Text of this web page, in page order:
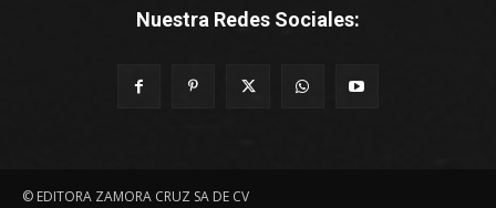
Nuestra Redes Sociales:
© EDITORA ZAMORA CRUZ SA DE CV